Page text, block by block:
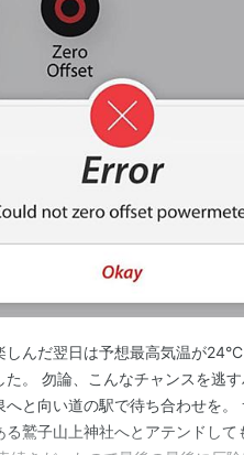
しんだ翌日は予想最高気温が
。 勿論、こんなチャンスを逃
へと向い道の駅で待ち合わせを
る鷲子山上神社へとアテンドし